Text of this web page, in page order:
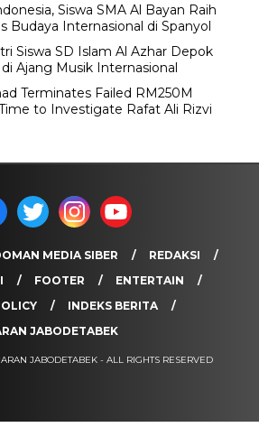
Siswa SMA Al Bayan Raih
Budaya Internasional di Spanyol
Siswa SD Islam Al Azhar Depok
di Ajang Musik Internasional
Terminates Failed RM250M
to Investigate Rafat Ali Rizvi
MEDIA SIBER
REDAKSI
FOOTER
ENTERTAIN
INDEKS BERITA
JABODETABEK
JABODETABEK - ALL RIGHTS RESERVED